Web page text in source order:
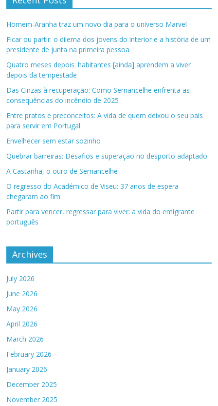
Homem-Aranha traz um novo dia para o universo Marvel
Ficar ou partir: o dilema dos jovens do interior e a história de um
presidente de junta na primeira pessoa
Quatro meses depois: habitantes [ainda] aprendem a viver
depois da tempestade
Das Cinzas à recuperação: Como Sernancelhe enfrenta as
consequências do incêndio de 2025
Entre pratos e preconceitos: A vida de quem deixou o seu país
para servir em Portugal
Envelhecer sem estar sozinho
Quebrar barreiras: Desafios e superação no desporto adaptado
A Castanha, o ouro de Sernancelhe
O regresso do Académico de Viseu: 37 anos de espera
chegaram ao fim
Partir para vencer, regressar para viver: a vida do emigrante
português
Archives
July 2026
June 2026
May 2026
April 2026
March 2026
February 2026
January 2026
December 2025
November 2025